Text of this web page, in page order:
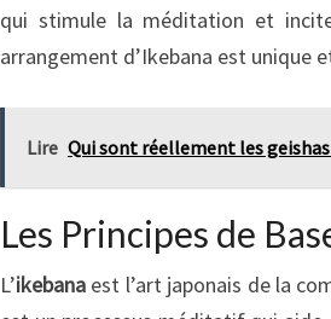
qui stimule la méditation et
arrangement d’Ikebana est unique
Lire Qui sont réellement les
Les Principes de
L’ikebana est l’art japonais de la